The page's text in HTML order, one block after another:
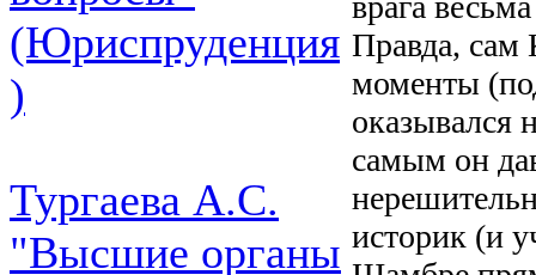
(Юриспруденция
)
Тургаева А.С.
"Высшие органы
Правда, сам
моменты
оказывался
самым он
историк (и